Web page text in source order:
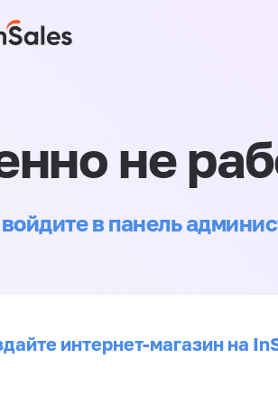
не
войдите в панель
интернет-магазин на